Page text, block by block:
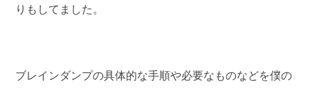
りもしてました。
ブレインダンプの具体的な手順や必要なものなどを僕の